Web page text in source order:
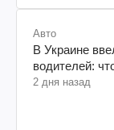
Авто
В Украине
водителей:
2 дня назад